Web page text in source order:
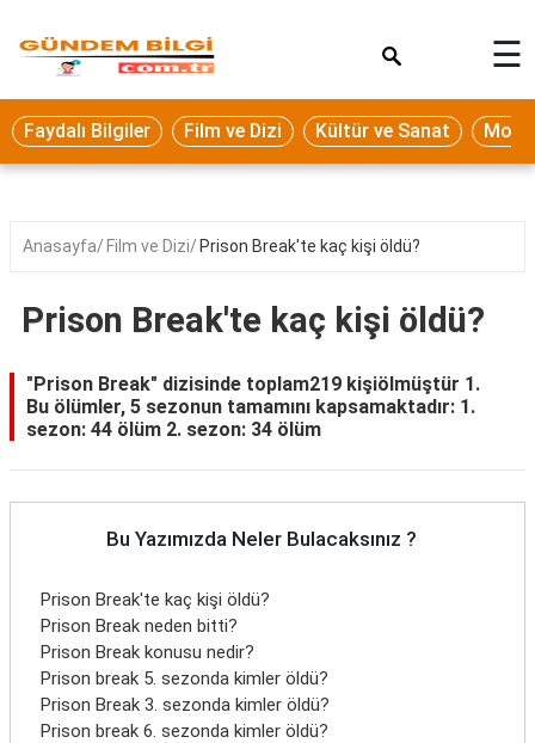
Eğitim
Ekonomi
Seyahat
Oyun
Yaşam
Hukuk
Blog
☰
Faydalı Bilgiler Film ve Dizi Kültür ve Sanat
Anasayfa Film ve Dizi Prison Break'te kaç kişi öldü?
Prison Break'te kaç kişi öldü?
"Prison Break" dizisinde toplam219 kişiölmüştür 1.
Bu ölümler, 5 sezonun tamamını kapsamaktadır: 1.
sezon: 44 ölüm 2. sezon: 34 ölüm
Bu Yazımızda Neler Bulacaksınız ?
Prison Break'te kaç kişi öldü?
Prison Break neden bitti?
Prison Break konusu nedir?
Prison break 5. sezonda kimler öldü?
Prison Break 3. sezonda kimler öldü?
Prison break 6. sezonda kimler öldü?